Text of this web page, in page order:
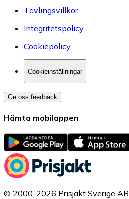
Tävlingsvillkor
Integritetspolicy
Cookiepolicy
Cookieinställningar
Ge oss feedback
Hämta mobilappen
© 2000-2026 Prisjakt Sverige AB